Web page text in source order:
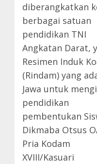
diberangkatkan
berbagai satuan
pendidikan TNI
Angkatan Darat,
Resimen Induk
(Rindam) yang
Jawa untuk
pendidikan
pembentukan
Dikmaba Otsus
Pria Kodam
XVIII/Kasuari